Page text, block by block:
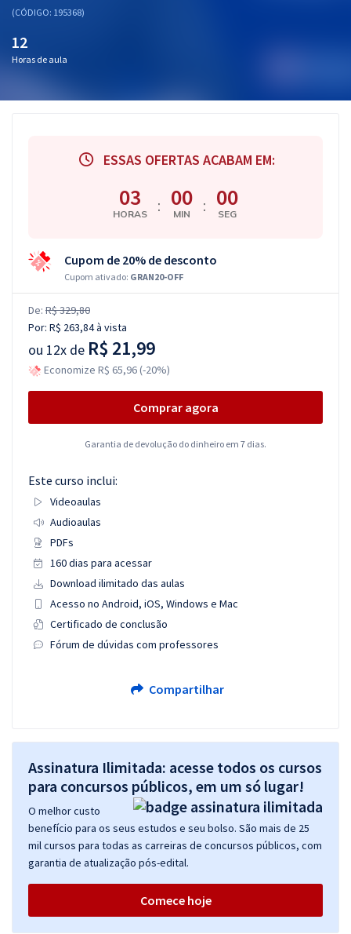
(CÓDIGO: 195368)
12
Horas de aula
ESSAS OFERTAS ACABAM EM:
02
HORAS : 59
MIN : 59
SEG
Cupom de 20% de desconto
Cupom ativado: GRAN20-OFF
De: R$ 329,80
Por: R$ 263,84à vista
ou 12x de R$ 21,99
Economize R$ 65,96 (-20%)
Comprar agora
Garantia de devolução do dinheiro em 7 dias.
Este curso inclui:
Videoaulas
Audioaulas
PDFs
160 dias para acessar
Download ilimitado das aulas
Acesso no Android, iOS, Windows e Mac
Certificado de conclusão
Fórum de dúvidas com professores
Compartilhar
Assinatura Ilimitada: acesse todos os cursos
para concursos públicos, em um só lugar!
O melhor custo
benefício para os seus estudos e seu bolso. São mais de 25
mil cursos para todas as carreiras de concursos públicos, com
garantia de atualização pós-edital.
Comece hoje